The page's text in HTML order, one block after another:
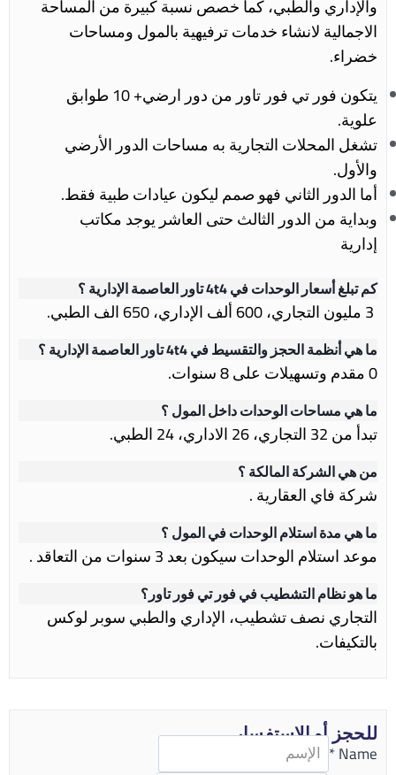
والإداري والطبي، كما خصص نسبة كبيرة من المساحة
الاجمالية لانشاء خدمات ترفيهية بالمول ومساحات
خضراء.
يتكون فور تي فور تاور من دور ارضي+ 10 طوابق
علوية.
تشغل المحلات التجارية به مساحات الدور الأرضي
والأول.
أما الدور الثاني فهو صمم ليكون عيادات طبية فقط.
وبداية من الدور الثالث حتى العاشر يوجد مكاتب
إدارية
كم تبلغ أسعار الوحدات في 4t4 تاور العاصمة الإدارية ؟
ما هي أنظمة الحجز والتقسيط في 4t4 تاور العاصمة الإدارية ؟
0 مقدم وتسهيلات على 8 سنوات.
ما هي مساحات الوحدات داخل المول ؟
تبدأ من 32 التجاري، 26 الاداري، 24 الطبي.
من هي الشركة المالكة ؟
شركة فاي العقارية .
ما هي مدة استلام الوحدات في المول ؟
موعد استلام الوحدات سيكون بعد 3 سنوات من التعاقد .
ما هو نظام التشطيب في فور تي فور تاور؟
التجاري نصف تشطيب، الإداري والطبي سوبر لوكس
بالتكيفات.
للحجز أو الاستفسار
Name
*